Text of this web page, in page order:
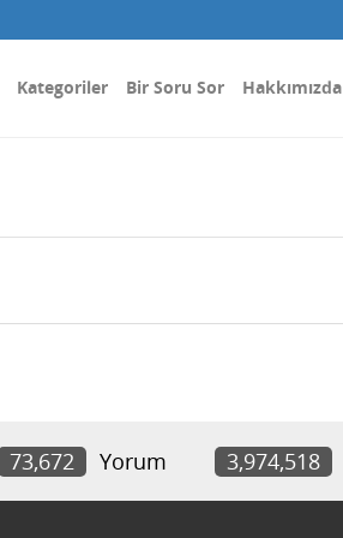
Kategoriler Bir Soru Sor Hakkımızda
73,672 Yorum 3,974,518